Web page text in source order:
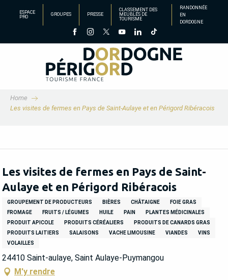
principal
ESPACE
PRO
GROUPES PRESSE
CLASSEMENT DES
MEUBLÉS DE
TOURISME
RANDONNÉE
EN
DORDOGNE
Home
Les visites de fermes en Pays de Saint-Aulaye et en Périgord Ribéracois
Les visites de fermes en Pays de Saint-
Aulaye et en Périgord Ribéracois
GROUPEMENT DE PRODUCTEURS BIÈRES CHÂTAIGNE
FOIE GRAS
FROMAGE
FRUITS / LÉGUMES HUILE PAIN
PLANTES MÉDICINALES
PRODUIT APICOLE
PRODUITS CÉRÉALIERS
PRODUITS DE CANARDS GRAS
PRODUITS LAITIERS
SALAISONS VACHE LIMOUSINE VIANDES
VINS
VOLAILLES
24410 Saint-aulaye, Saint Aulaye-Puymangou
M'y rendre